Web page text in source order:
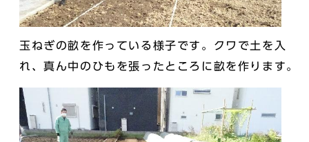
玉ねぎの畝を作っている様子です。クワで土を入
れ、真ん中のひもを張ったところに畝を作ります。